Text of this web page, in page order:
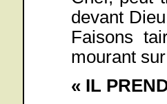
devant
Faisons
mourant
« IL